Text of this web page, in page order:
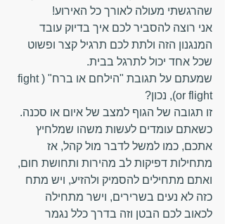
שהרגשתי מעולה לאורך כל האירוע!
אני רוצה להסביר לכם איך בדיוק עובד
המנגנון הזה ולתת לכם תרגיל קצר ופשוט
שכל אחד יכול לתרגל בבית.
שמעתם על תגובת "הילחם או ברח" (fight
or flight), נכון?
זו תגובה של הגוף למצב של איום או סכנה.
כשאתם עומדים לעשות משהו שמלחיץ
אתכם, כמו למשל לדבר מול קהל, אז
מתחילות דפיקות לב מהירות ותחושת חום,
ואתם מתחילים להסמיק ולהזיע, ויש מתח
כזה לא נעים בשרירים, וישר מתחילה
לכאוב לכם הבטן וזה בדרך כלל נגמר